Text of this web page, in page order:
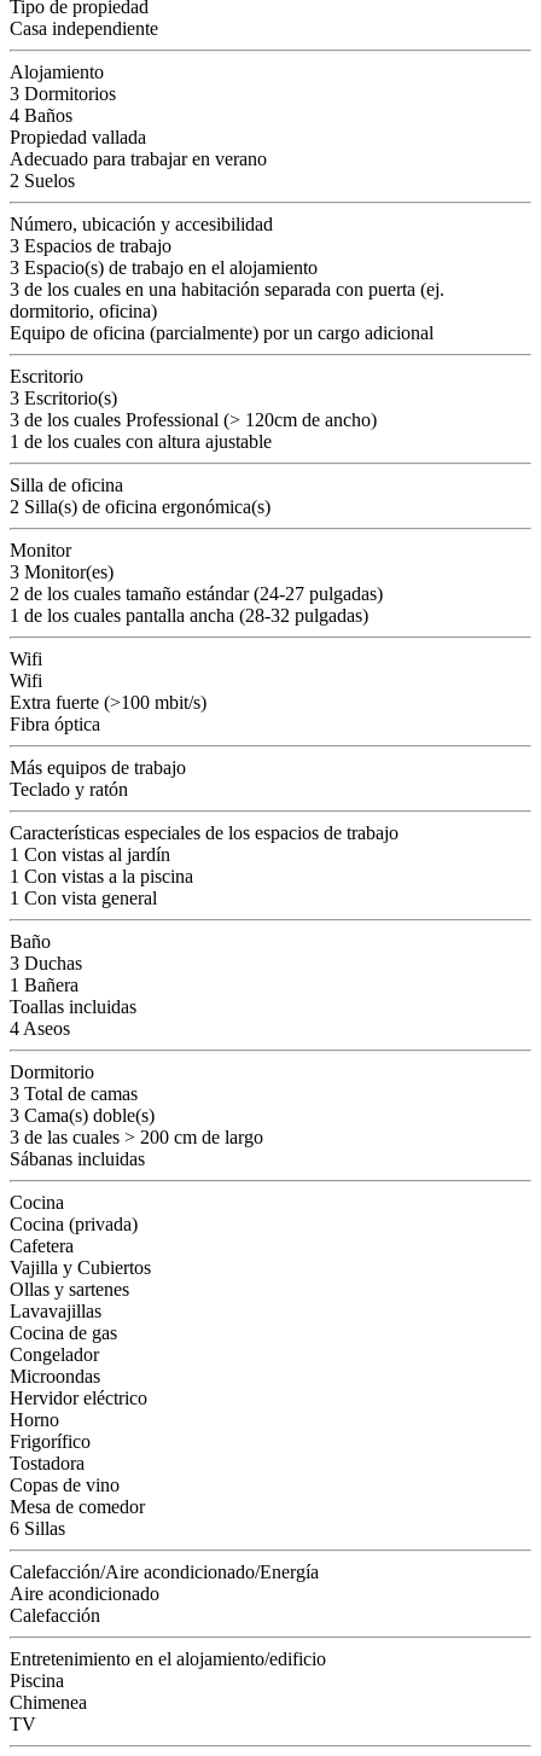
Tipo de propiedad
Casa independiente
Alojamiento
3 Dormitorios
4 Baños
Propiedad vallada
Adecuado para trabajar en verano
2 Suelos
Número, ubicación y accesibilidad
3 Espacios de trabajo
3 Espacio(s) de trabajo en el alojamiento
3 de los cuales en una habitación separada con puerta (ej.
dormitorio, oficina)
Equipo de oficina (parcialmente) por un cargo adicional
Escritorio
3 Escritorio(s)
3 de los cuales Professional (> 120cm de ancho)
1 de los cuales con altura ajustable
Silla de oficina
2 Silla(s) de oficina ergonómica(s)
Monitor
3 Monitor(es)
2 de los cuales tamaño estándar (24-27 pulgadas)
1 de los cuales pantalla ancha (28-32 pulgadas)
Wifi
Wifi
Extra fuerte (>100 mbit/s)
Fibra óptica
Más equipos de trabajo
Teclado y ratón
Características especiales de los espacios de trabajo
1 Con vistas al jardín
1 Con vistas a la piscina
1 Con vista general
Baño
3 Duchas
1 Bañera
Toallas incluidas
4 Aseos
Dormitorio
3 Total de camas
3 Cama(s) doble(s)
3 de las cuales > 200 cm de largo
Sábanas incluidas
Cocina
Cocina (privada)
Cafetera
Vajilla y Cubiertos
Ollas y sartenes
Lavavajillas
Cocina de gas
Congelador
Microondas
Hervidor eléctrico
Horno
Frigorífico
Tostadora
Copas de vino
Mesa de comedor
6 Sillas
Calefacción/Aire acondicionado/Energía
Aire acondicionado
Calefacción
Entretenimiento en el alojamiento/edificio
Piscina
Chimenea
TV